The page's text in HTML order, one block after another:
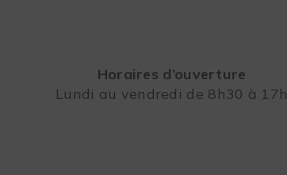
Horaires d’ouverture
Lundi au vendredi de 8h30 à 17h